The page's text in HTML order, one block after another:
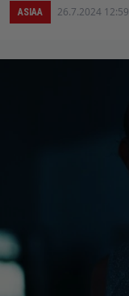
ASIAA 26.7.2024 12:59